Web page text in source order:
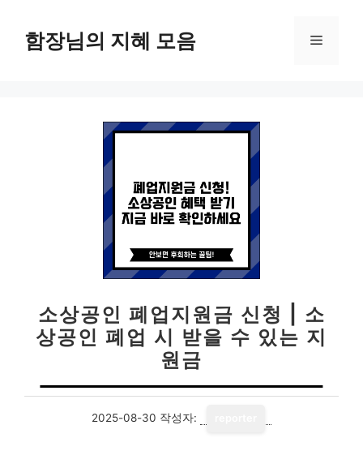
함장님의 지혜 모음 메
소상공인 폐업지원금 신청 | 소
상공인 폐업 시 받을 수 있는 지
원금
2025-08-30 작성자: